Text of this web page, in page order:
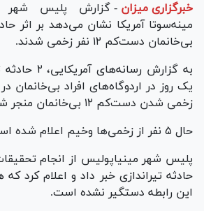
خبرگزاری میزان - گزارش پلیس شهر
مینه‌سوتا آمریکا نشان می‌دهد بر اثر
بی‌خانمان دست‌کم ۱۲ نفر زخمی شدند.
به گزارش
یک روز در اردوگاه‌های افراد بی‌خانمان
زخمی شدن دست‌کم ۱۲ بی‌خانمان منجر شد.
حال ۵ نفر از زخمی‌ها وخیم اعلام شده است.
حادثه تیراندازی خبر داد و اعلام کرد
این رابطه دستگیر نشده است.